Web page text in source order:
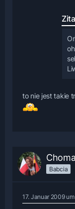
to nie jest takie
Choma
Babcia
17. Januar 2009